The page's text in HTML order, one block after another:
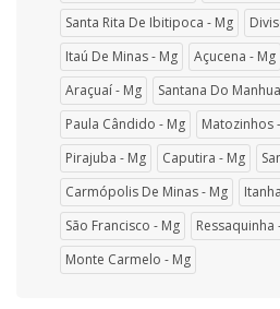
Santa Rita De Ibitipoca - Mg
Itaú De Minas - Mg
Açucena - Mg
Araçuaí - Mg
Santana Do
Paula Cândido - Mg
Matozinhos
Pirajuba - Mg
Caputira - Mg
Carmópolis De Minas - Mg
São Francisco - Mg
Ressaquinha
Monte Carmelo - Mg